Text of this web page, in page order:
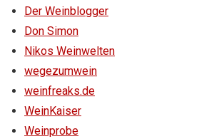
Der Weinblogger
Don Simon
Nikos Weinwelten
wegezumwein
weinfreaks.de
WeinKaiser
Weinprobe